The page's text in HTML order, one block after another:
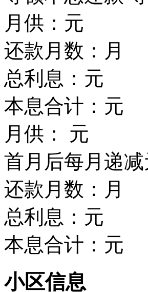
月供： 元
还款月数： 月
总利息： 元
本息合计： 元
月供：
元
首月后每月递减
还款月数： 月
总利息： 元
本息合计： 元
小区信息